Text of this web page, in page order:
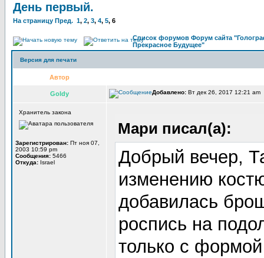
День первый.
На страницу Пред. 1, 2, 3, 4, 5, 6
Список форумов Форум сайта
Прекрасное Будущее"
Версия для печати
Автор
Goldy Добавлено: Вт дек 26, 2017 12:21
Хранитель закона
Зарегистрирован: Пт ноя 07,
2003 10:59 pm
Сообщения: 5466
Откуда: Israel
Мари писал(а):
Добрый вечер,
изменению
добавилась
роспись на
только с